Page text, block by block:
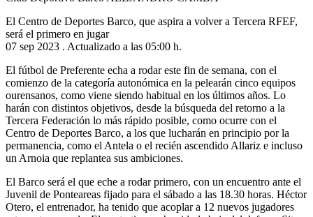
El Centro de Deportes Barco, que aspira a volver a Tercera RFEF,
será el primero en jugar
07 sep 2023 . Actualizado a las 05:00 h.
El fútbol de Preferente echa a rodar este fin de semana, con el
comienzo de la categoría autonómica en la pelearán cinco equipos
ourensanos, como viene siendo habitual en los últimos años. Lo
harán con distintos objetivos, desde la búsqueda del retorno a la
Tercera Federación lo más rápido posible, como ocurre con el
Centro de Deportes Barco, a los que lucharán en principio por la
permanencia, como el Antela o el recién ascendido Allariz e incluso
un Arnoia que replantea sus ambiciones.
El Barco será el que eche a rodar primero, con un encuentro ante el
Juvenil de Ponteareas fijado para el sábado a las 18.30 horas. Héctor
Otero, el entrenador, ha tenido que acoplar a 12 nuevos jugadores